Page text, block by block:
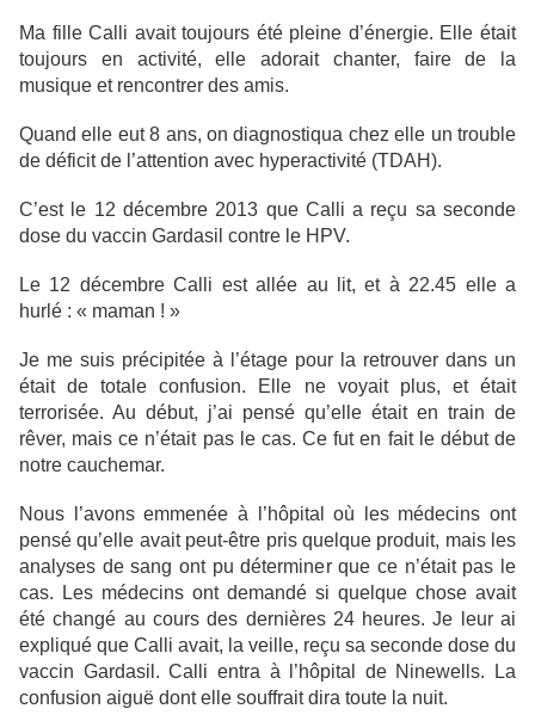
Ma fille Calli avait toujours été pleine d’énergie. Elle était
toujours en activité, elle adorait chanter, faire de la
musique et rencontrer des amis.
Quand elle eut 8 ans, on diagnostiqua chez elle un trouble
de déficit de l’attention avec hyperactivité (TDAH).
C’est le 12 décembre 2013 que Calli a reçu sa seconde
dose du vaccin Gardasil contre le HPV.
Le 12 décembre Calli est allée au lit, et à 22.45 elle a
hurlé : « maman ! »
Je me suis précipitée à l’étage pour la retrouver dans un
était de totale confusion. Elle ne voyait plus, et était
terrorisée. Au début, j’ai pensé qu’elle était en train de
rêver, mais ce n’était pas le cas. Ce fut en fait le début de
notre cauchemar.
Nous l’avons emmenée à l’hôpital où les médecins ont
pensé qu’elle avait peut-être pris quelque produit, mais les
analyses de sang ont pu déterminer que ce n’était pas le
cas. Les médecins ont demandé si quelque chose avait
été changé au cours des dernières 24 heures. Je leur ai
expliqué que Calli avait, la veille, reçu sa seconde dose du
vaccin Gardasil. Calli entra à l’hôpital de Ninewells. La
confusion aiguë dont elle souffrait dira toute la nuit.